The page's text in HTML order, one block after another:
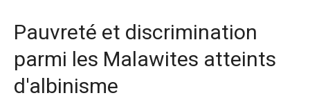
Pauvreté et discrimination
parmi les Malawites atteints
d'albinisme